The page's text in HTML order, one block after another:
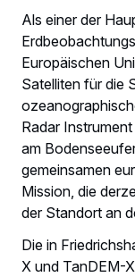
Als einer der
Europäischen
Satelliten für die
Radar
am
gemeinsamen
Mission, die
der Standort an
Die in
X und TanDEM-